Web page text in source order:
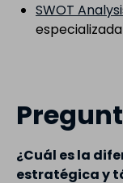
SWOT
¿Cuál es la
estratégica y